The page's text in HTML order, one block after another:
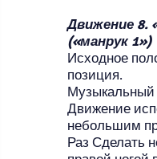
Движение 8.
(«манрук 1»)
Исходное
позиция.
Движение
небольшим
Раз Сделать